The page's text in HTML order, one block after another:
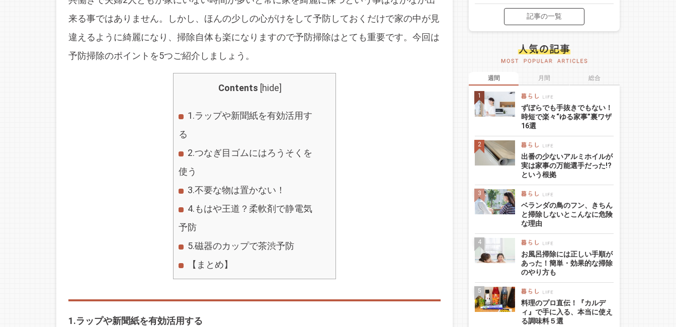
来る事ではありません。しかし、ほんの少しの心がけをして予防しておくだけで家の中が見
違えるように綺麗になり、掃除自体も楽になりますので予防掃除はとても重要です。今回は
予防掃除のポイントを5つご紹介しましょう。
Contents [hide]
1.ラップや新聞紙を有効活用す
る
2.つなぎ目ゴムにはろうそくを
使う
3.不要な物は置かない！
4.もはや王道？柔軟剤で静電気
予防
5.磁器のカップで茶渋予防
【まとめ】
1.ラップや新聞紙を有効活用する
記事の一覧
週間 月間 総合
ずぼらでも手抜きでもない！
時短で楽々“ゆる家事”裏ワザ
16選
出番の少ないアルミホイルが
実は家事の万能選手だった!?
という根拠
ベランダの鳥のフン、きちん
と掃除しないとこんなに危険
な理由
お風呂掃除には正しい手順が
あった！簡単・効果的な掃除
のやり方も
料理のプロ直伝！『カルデ
ィ』で手に入る、本当に使え
る調味料５選